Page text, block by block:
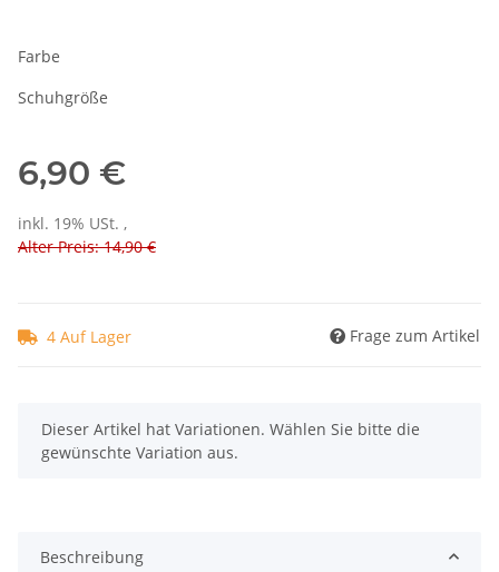
Farbe
Schuhgröße
6,90 €
inkl. 19% USt. ,
Alter Preis: 14,90 €
4 Auf Lager Frage zum Artikel
x
Dieser Artikel hat Variationen. Wählen Sie bitte die
gewünschte Variation aus.
Beschreibung